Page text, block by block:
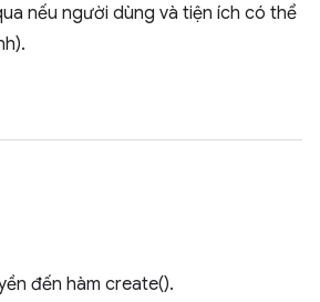
nếu người dùng và tiện ích có thể
đến hàm create().